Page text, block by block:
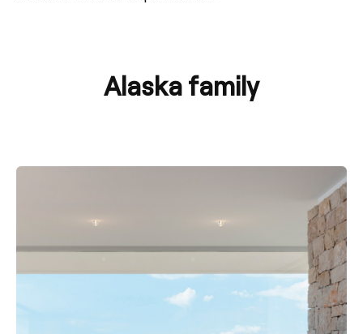
Alaska family